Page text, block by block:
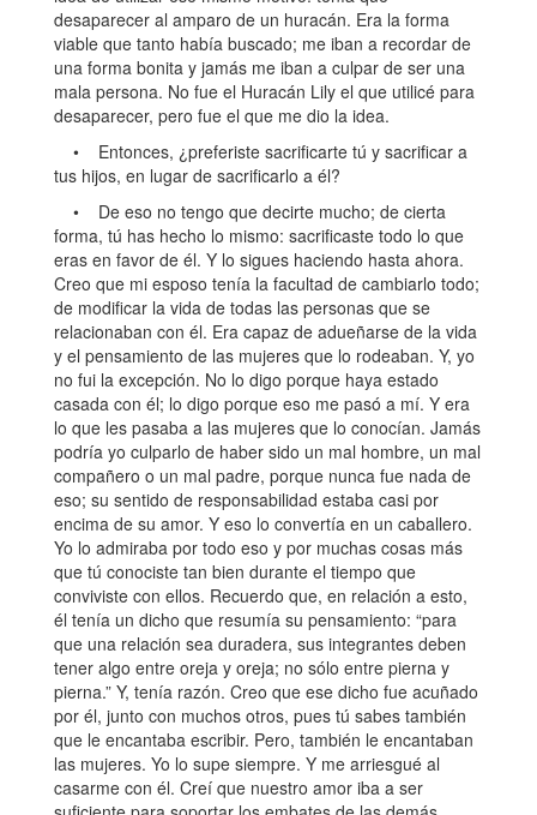
desaparecer al amparo de un huracán. Era la forma
viable que tanto había buscado; me iban a recordar de
una forma bonita y jamás me iban a culpar de ser una
mala persona. No fue el Huracán Lily el que utilicé para
desaparecer, pero fue el que me dio la idea.
• Entonces, ¿preferiste sacrificarte tú y sacrificar a
tus hijos, en lugar de sacrificarlo a él?
• De eso no tengo que decirte mucho; de cierta
forma, tú has hecho lo mismo: sacrificaste todo lo que
eras en favor de él. Y lo sigues haciendo hasta ahora.
Creo que mi esposo tenía la facultad de cambiarlo todo;
de modificar la vida de todas las personas que se
relacionaban con él. Era capaz de adueñarse de la vida
y el pensamiento de las mujeres que lo rodeaban. Y, yo
no fui la excepción. No lo digo porque haya estado
casada con él; lo digo porque eso me pasó a mí. Y era
lo que les pasaba a las mujeres que lo conocían. Jamás
podría yo culparlo de haber sido un mal hombre, un mal
compañero o un mal padre, porque nunca fue nada de
eso; su sentido de responsabilidad estaba casi por
encima de su amor. Y eso lo convertía en un caballero.
Yo lo admiraba por todo eso y por muchas cosas más
que tú conociste tan bien durante el tiempo que
conviviste con ellos. Recuerdo que, en relación a esto,
él tenía un dicho que resumía su pensamiento: “para
que una relación sea duradera, sus integrantes deben
tener algo entre oreja y oreja; no sólo entre pierna y
pierna.” Y, tenía razón. Creo que ese dicho fue acuñado
por él, junto con muchos otros, pues tú sabes también
que le encantaba escribir. Pero, también le encantaban
las mujeres. Yo lo supe siempre. Y me arriesgué al
casarme con él. Creí que nuestro amor iba a ser